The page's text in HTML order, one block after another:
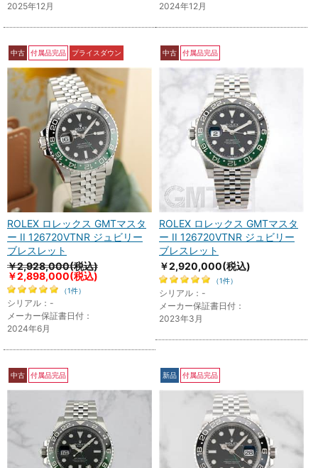
2025年12月
2024年12月
中古 付属品完品 プライスダウン
ROLEX ロレックス GMTマスタ
ー II 126720VTNR ジュビリー
ブレスレット
￥2,928,000(税込)
￥2,898,000(税込)
（1件）
シリアル：-
メーカー保証書日付：
2024年6月
中古 付属品完品
ROLEX ロレックス GMTマスタ
ー II 126720VTNR ジュビリー
ブレスレット
￥2,920,000(税込)
（1件）
シリアル：-
メーカー保証書日付：
2023年3月
中古 付属品完品 新品 付属品完品